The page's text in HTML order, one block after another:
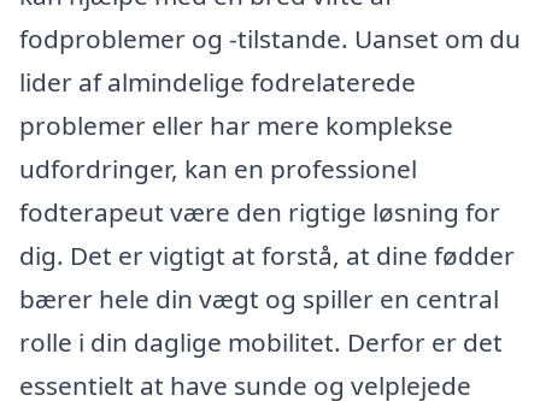
fodproblemer og -tilstande. Uanset om du
lider af almindelige fodrelaterede
problemer eller har mere komplekse
udfordringer, kan en professionel
fodterapeut være den rigtige løsning for
dig. Det er vigtigt at forstå, at dine fødder
bærer hele din vægt og spiller en central
rolle i din daglige mobilitet. Derfor er det
essentielt at have sunde og velplejede